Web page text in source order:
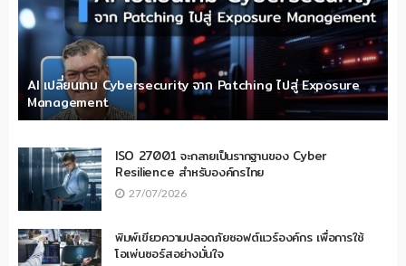
AI เปลี่ยนเกม Cybersecurity จาก Patching ไปสู่ Exposure
Management
ISO 27001 จะกลายเป็นรากฐานของ Cyber
Resilience สำหรับองค์กรไทย
27/07/2026
พิมพ์เขียวความปลอดภัยซอฟต์แวร์องค์กร เพื่อการใช้
โอเพ่นซอร์สอย่างมั่นใจ